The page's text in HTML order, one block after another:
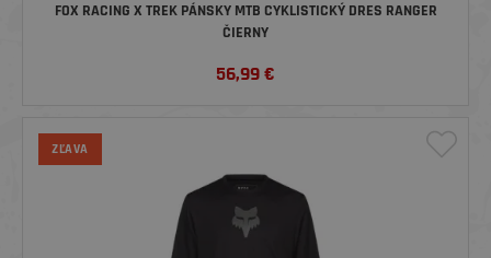
FOX RACING X TREK PÁNSKY MTB CYKLISTICKÝ DRES RANGER
ČIERNY
56,99€
ZĽAVA